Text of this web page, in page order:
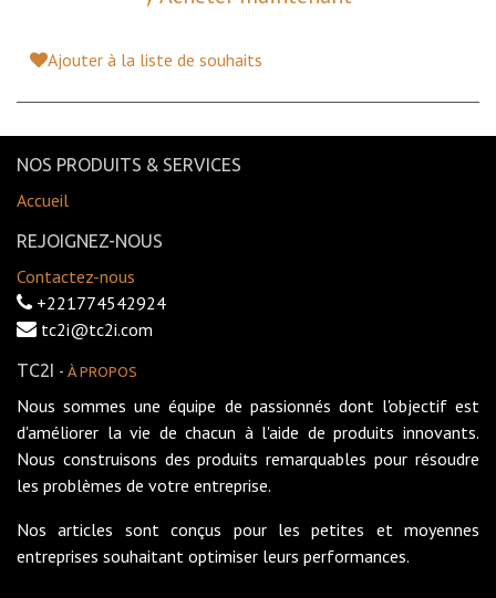
Ajouter à la liste de souhaits
NOS PRODUITS & SERVICES
Accueil
REJOIGNEZ-NOUS
Contactez-nous
+221774542924
tc2i@tc2i.com
TC2I - À PROPOS
Nous sommes une équipe de passionnés dont l'objectif est
d'améliorer la vie de chacun à l'aide de produits innovants.
Nous construisons des produits remarquables pour résoudre
les problèmes de votre entreprise.
Nos articles sont conçus pour les petites et moyennes
entreprises souhaitant optimiser leurs performances.